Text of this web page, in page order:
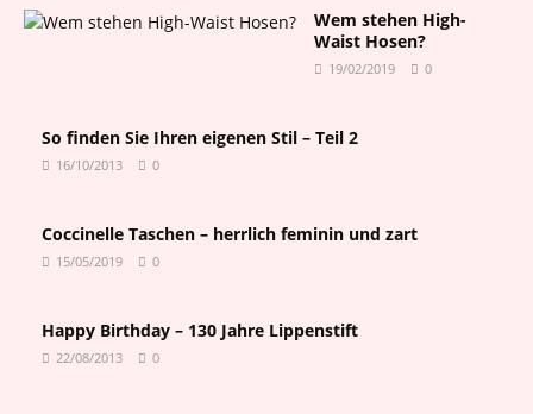
Wem stehen High-
Waist Hosen?
19/02/2019 0
So finden Sie Ihren eigenen Stil – Teil 2
16/10/2013 0
Coccinelle Taschen – herrlich feminin und zart
15/05/2019 0
Happy Birthday – 130 Jahre Lippenstift
22/08/2013 0